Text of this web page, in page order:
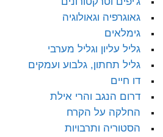
גאוגרפיה וגאולוגיה
גימלאים
גליל עליון וגליל מערבי
גליל תחתון, גלבוע ועמקים
דו חיים
דרום הנגב והרי אילת
החלקה על הקרח
הסטוריה ותרבויות